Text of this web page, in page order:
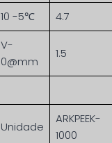
10 -5℃ 4.7
V-
0@mm
1.5
Unidade
ARKPEEK-
1000